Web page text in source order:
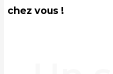
chez vous !